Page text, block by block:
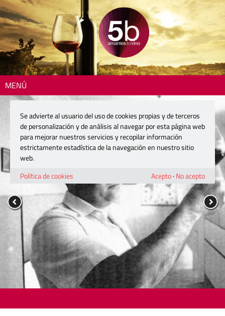
MENÚ
Se advierte al usuario del uso de cookies propias y de terceros
de personalización y de análisis al navegar por esta página web
para mejorar nuestros servicios y recopilar información
estrictamente estadística de la navegación en nuestro sitio
web.
Política de cookies
Acepto· No acepto